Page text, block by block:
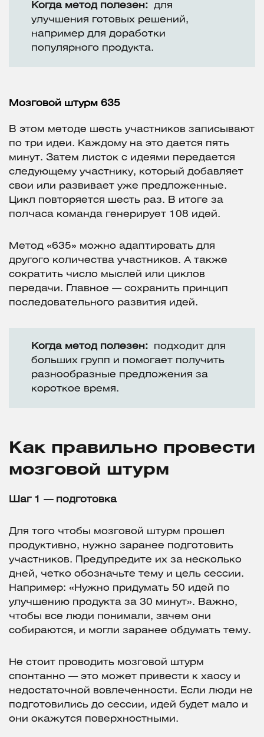
Когда метод полезен:
для
улучшения готовых решений,
например для доработки
популярного продукта.
Мозговой штурм 635
В этом методе шесть участников записывают
по три идеи. Каждому на это дается пять
минут. Затем листок с идеями передается
следующему участнику, который добавляет
свои или развивает уже предложенные.
Цикл повторяется шесть раз. В итоге за
полчаса команда генерирует 108 идей.
Метод «635» можно адаптировать для
другого количества участников. А также
сократить число мыслей или циклов
передачи. Главное — сохранить принцип
последовательного развития идей.
Когда метод полезен:
подходит для
больших групп и помогает получить
разнообразные предложения за
короткое время.
Как правильно провести
мозговой штурм
Шаг 1 — подготовка
Для того чтобы мозговой штурм прошел
продуктивно, нужно заранее подготовить
участников. Предупредите их за несколько
дней, четко обозначьте тему и цель сессии.
Например: «Нужно придумать 50 идей по
улучшению продукта за 30 минут». Важно,
чтобы все люди понимали, зачем они
собираются, и могли заранее обдумать тему.
Не стоит проводить мозговой штурм
спонтанно — это может привести к хаосу и
недостаточной вовлеченности. Если люди не
подготовились до сессии, идей будет мало и
они окажутся поверхностными.